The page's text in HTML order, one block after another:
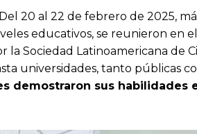
20 al 22 de febrero de 2025,
educativos, se reunieron en
la Sociedad Latinoamericana de
universidades, tanto públicas
demostraron sus habilidades